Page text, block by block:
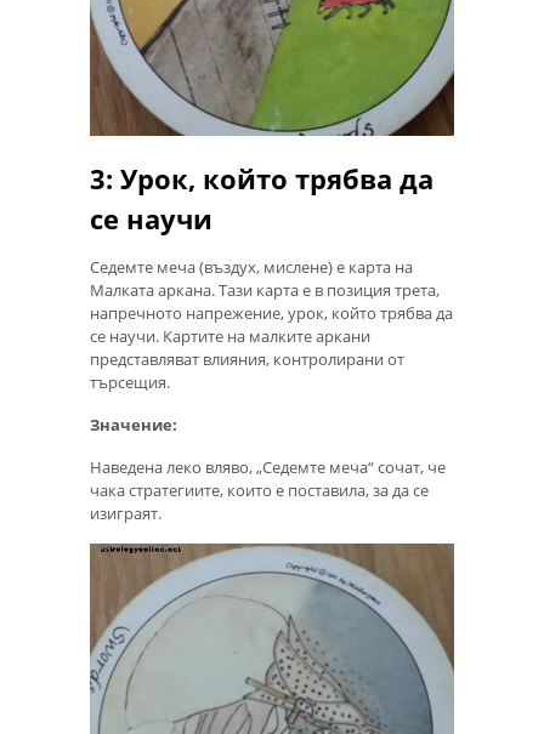
3: Урок, който трябва да
се научи
Седемте меча (въздух, мислене) е карта на
Малката аркана. Тази карта е в позиция трета,
напречното напрежение, урок, който трябва да
се научи. Картите на малките аркани
представляват влияния, контролирани от
търсещия.
Значение:
Наведена леко вляво, „Седемте меча“ сочат, че
чака стратегиите, които е поставила, за да се
изиграят.